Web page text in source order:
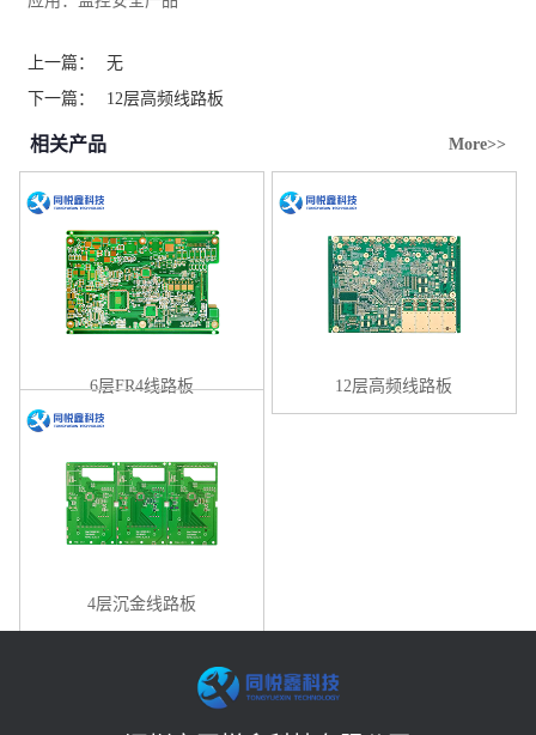
上一篇：
无
下一篇：
12层高频线路板
相关产品 More>>
6层FR4线路板 12层高频线路板
4层沉金线路板